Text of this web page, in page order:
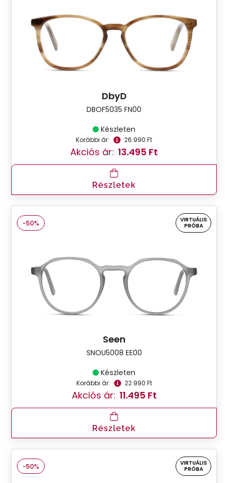
DbyD
DBOF5035 FN00
Készleten
Korábbi ár: 26.990 Ft
Akciós ár: 13.495 Ft
Részletek
-50%
VIRTUÁLIS
PRÓBA
Seen
SNOU5008 EE00
Készleten
Korábbi ár: 22.990 Ft
Akciós ár: 11.495 Ft
Részletek
-50%
VIRTUÁLIS
PRÓBA